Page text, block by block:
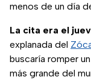
menos de un día
La cita era el
explanada del
buscaría romper
más grande del